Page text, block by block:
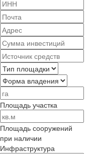
Площадь участка
Площадь сооружений
при наличии
Инфраструктура